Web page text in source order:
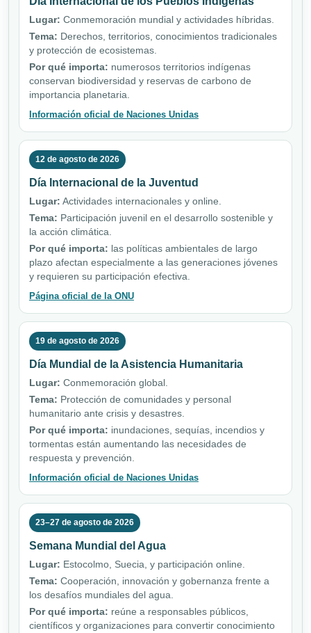
Lugar: Conmemoración mundial y actividades híbridas.
Tema: Derechos, territorios, conocimientos tradicionales
y protección de ecosistemas.
Por qué importa: numerosos territorios indígenas
conservan biodiversidad y reservas de carbono de
importancia planetaria.
Información oficial de Naciones Unidas
12 de agosto de 2026
Día Internacional de la Juventud
Lugar: Actividades internacionales y online.
Tema: Participación juvenil en el desarrollo sostenible y
la acción climática.
Por qué importa: las políticas ambientales de largo
plazo afectan especialmente a las generaciones jóvenes
y requieren su participación efectiva.
Página oficial de la ONU
19 de agosto de 2026
Día Mundial de la Asistencia Humanitaria
Lugar: Conmemoración global.
Tema: Protección de comunidades y personal
humanitario ante crisis y desastres.
Por qué importa: inundaciones, sequías, incendios y
tormentas están aumentando las necesidades de
respuesta y prevención.
Información oficial de Naciones Unidas
23–27 de agosto de 2026
Semana Mundial del Agua
Lugar: Estocolmo, Suecia, y participación online.
Tema: Cooperación, innovación y gobernanza frente a
los desafíos mundiales del agua.
Por qué importa: reúne a responsables públicos,
científicos y organizaciones para convertir conocimiento